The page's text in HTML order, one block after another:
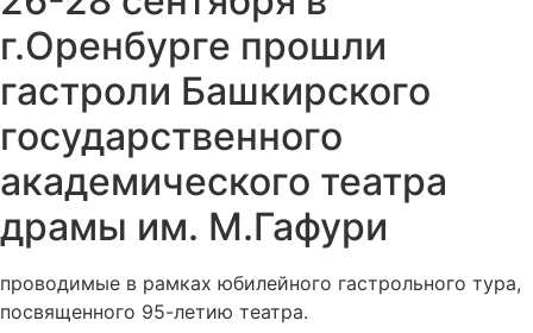
г.Оренбурге прошли
гастроли Башкирского
государственного
академического театра
драмы им. М.Гафури
проводимые в рамках юбилейного гастрольного тура,
посвященного 95-летию театра.